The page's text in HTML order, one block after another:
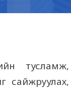
тусламж,
сайжруулах,